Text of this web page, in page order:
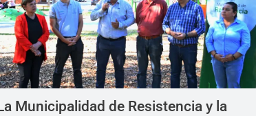
Municipalidad de Resistencia y la